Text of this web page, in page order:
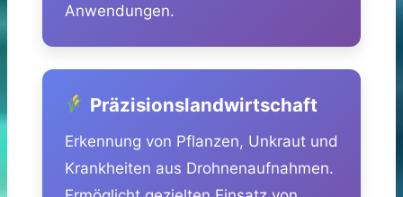
Anwendungen.
Präzisionslandwirtschaft
Erkennung von Pflanzen, Unkraut und
Krankheiten aus Drohnenaufnahmen.